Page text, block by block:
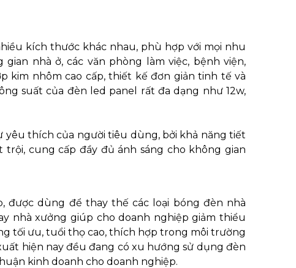
kích thước khác nhau, phù hợp với mọi nhu
nhà ở, các văn phòng làm việc, bệnh viện,
nhôm cao cấp, thiết kế đơn giản tinh tế và
suất của đèn led panel rất đa dạng như 12w,
yêu thích của người tiêu dùng, bởi khả năng tiết
cung cấp đầy đủ ánh sáng cho không gian
được dùng để thay thế các loại bóng đèn nhà
nhà xưởng giúp cho doanh nghiệp giảm thiểu
tối ưu, tuổi thọ cao, thích hợp trong môi trường
hiện nay đều đang có xu hướng sử dụng đèn
kinh doanh cho doanh nghiệp.